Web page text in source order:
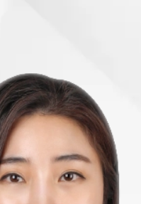
통사고변호사
분야
업무사례
시는 길
상담접수